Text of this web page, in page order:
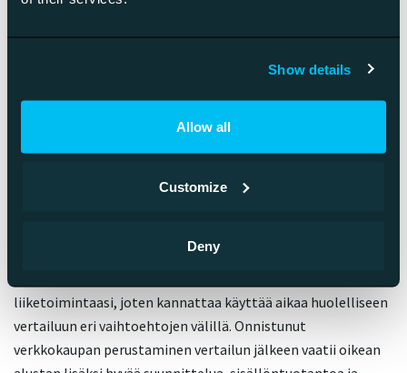
Show details
Allow all
Customize
Deny
huomiota käyttöliittymän helppouteen, saatavilla oleviin
suomalaisiin teemoihin ja lisäosien määrään.
Huomioi myös integraatiomahdollisuudet muihin
järjestelmiisi, kuten Procountor kirjanpitoon, Netvisor
laskutukseen tai toiminnanohjausjärjestelmiin.
näiden yhteyksien osalta ja automaation mahdollisuuksissa.
saatavuus, erityisesti jos tekninen osaamisesi on rajallista.
liiketoimintaasi, joten kannattaa käyttää aikaa huolelliseen
vertailuun eri vaihtoehtojen välillä. Onnistunut
verkkokaupan perustaminen vertailun jälkeen vaatii oikean